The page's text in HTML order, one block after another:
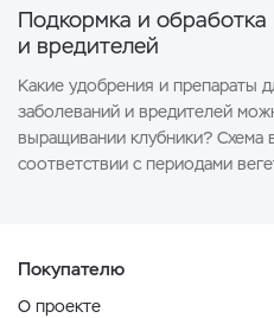
Подкормка и обработка
и вредителей
Какие удобрения и препараты
заболеваний и вредителей
выращивании клубники? Схема
соответствии с периодами
Покупателю
О проекте